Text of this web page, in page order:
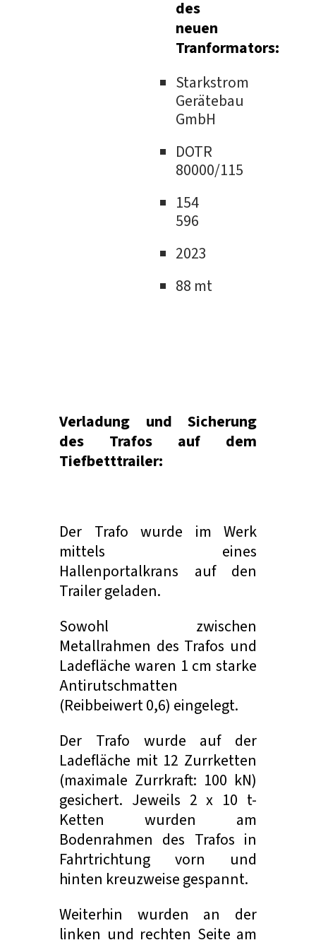
des
neuen
Tranformators:
Starkstrom
Gerätebau
GmbH
DOTR
80000/115
154
596
2023
88 mt
Verladung und Sicherung
des Trafos auf dem
Tiefbetttrailer:
Der Trafo wurde im Werk
mittels eines
Hallenportalkrans auf den
Trailer geladen.
Sowohl zwischen
Metallrahmen des Trafos und
Ladefläche waren 1 cm starke
Antirutschmatten
(Reibbeiwert 0,6) eingelegt.
Der Trafo wurde auf der
Ladefläche mit 12 Zurrketten
(maximale Zurrkraft: 100 kN)
gesichert. Jeweils 2 x 10 t-
Ketten wurden am
Bodenrahmen des Trafos in
Fahrtrichtung vorn und
hinten kreuzweise gespannt.
Weiterhin wurden an der
linken und rechten Seite am